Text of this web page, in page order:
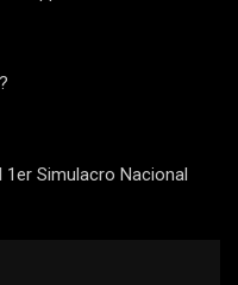
1er Simulacro Nacional